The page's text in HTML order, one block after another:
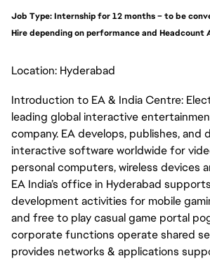
Job Type: Internship for 12 months – to be
Hire depending on performance and Headcount
Location: Hyderabad
Introduction to EA & India Centre:
leading global interactive
company. EA develops, publishes, and
interactive software worldwide for
personal computers, wireless devices
EA India’s office in Hyderabad
development activities for mobile
and free to play casual game portal
corporate functions operate shared
provides networks & applications